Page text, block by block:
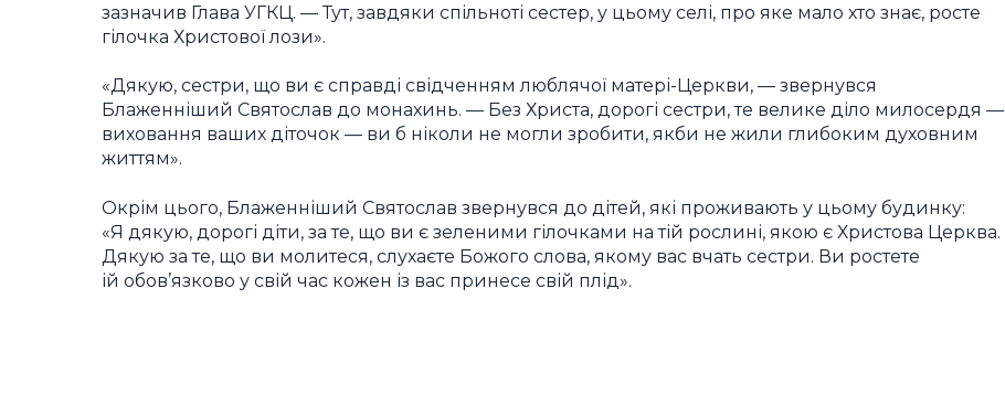
зазначив Глава УГКЦ. — Тут, завдяки спільноті сестер, у цьому селі, про яке мало хто знає, росте
гілочка Христової лози».
«Дякую, сестри, що ви є справді свідченням люблячої матері-Церкви, — звернувся
Блаженніший Святослав до монахинь. — Без Христа, дорогі сестри, те велике діло милосердя —
виховання ваших діточок — ви б ніколи не могли зробити, якби не жили глибоким духовним
життям».
Окрім цього, Блаженніший Святослав звернувся до дітей, які проживають у цьому будинку:
«Я дякую, дорогі діти, за те, що ви є зеленими гілочками на тій рослині, якою є Христова Церква.
Дякую за те, що ви молитеся, слухаєте Божого слова, якому вас вчать сестри. Ви ростете
ій обов’язково у свій час кожен із вас принесе свій плід».